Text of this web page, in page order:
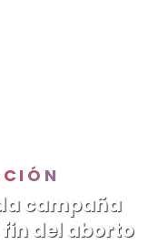
campaña
del aborto